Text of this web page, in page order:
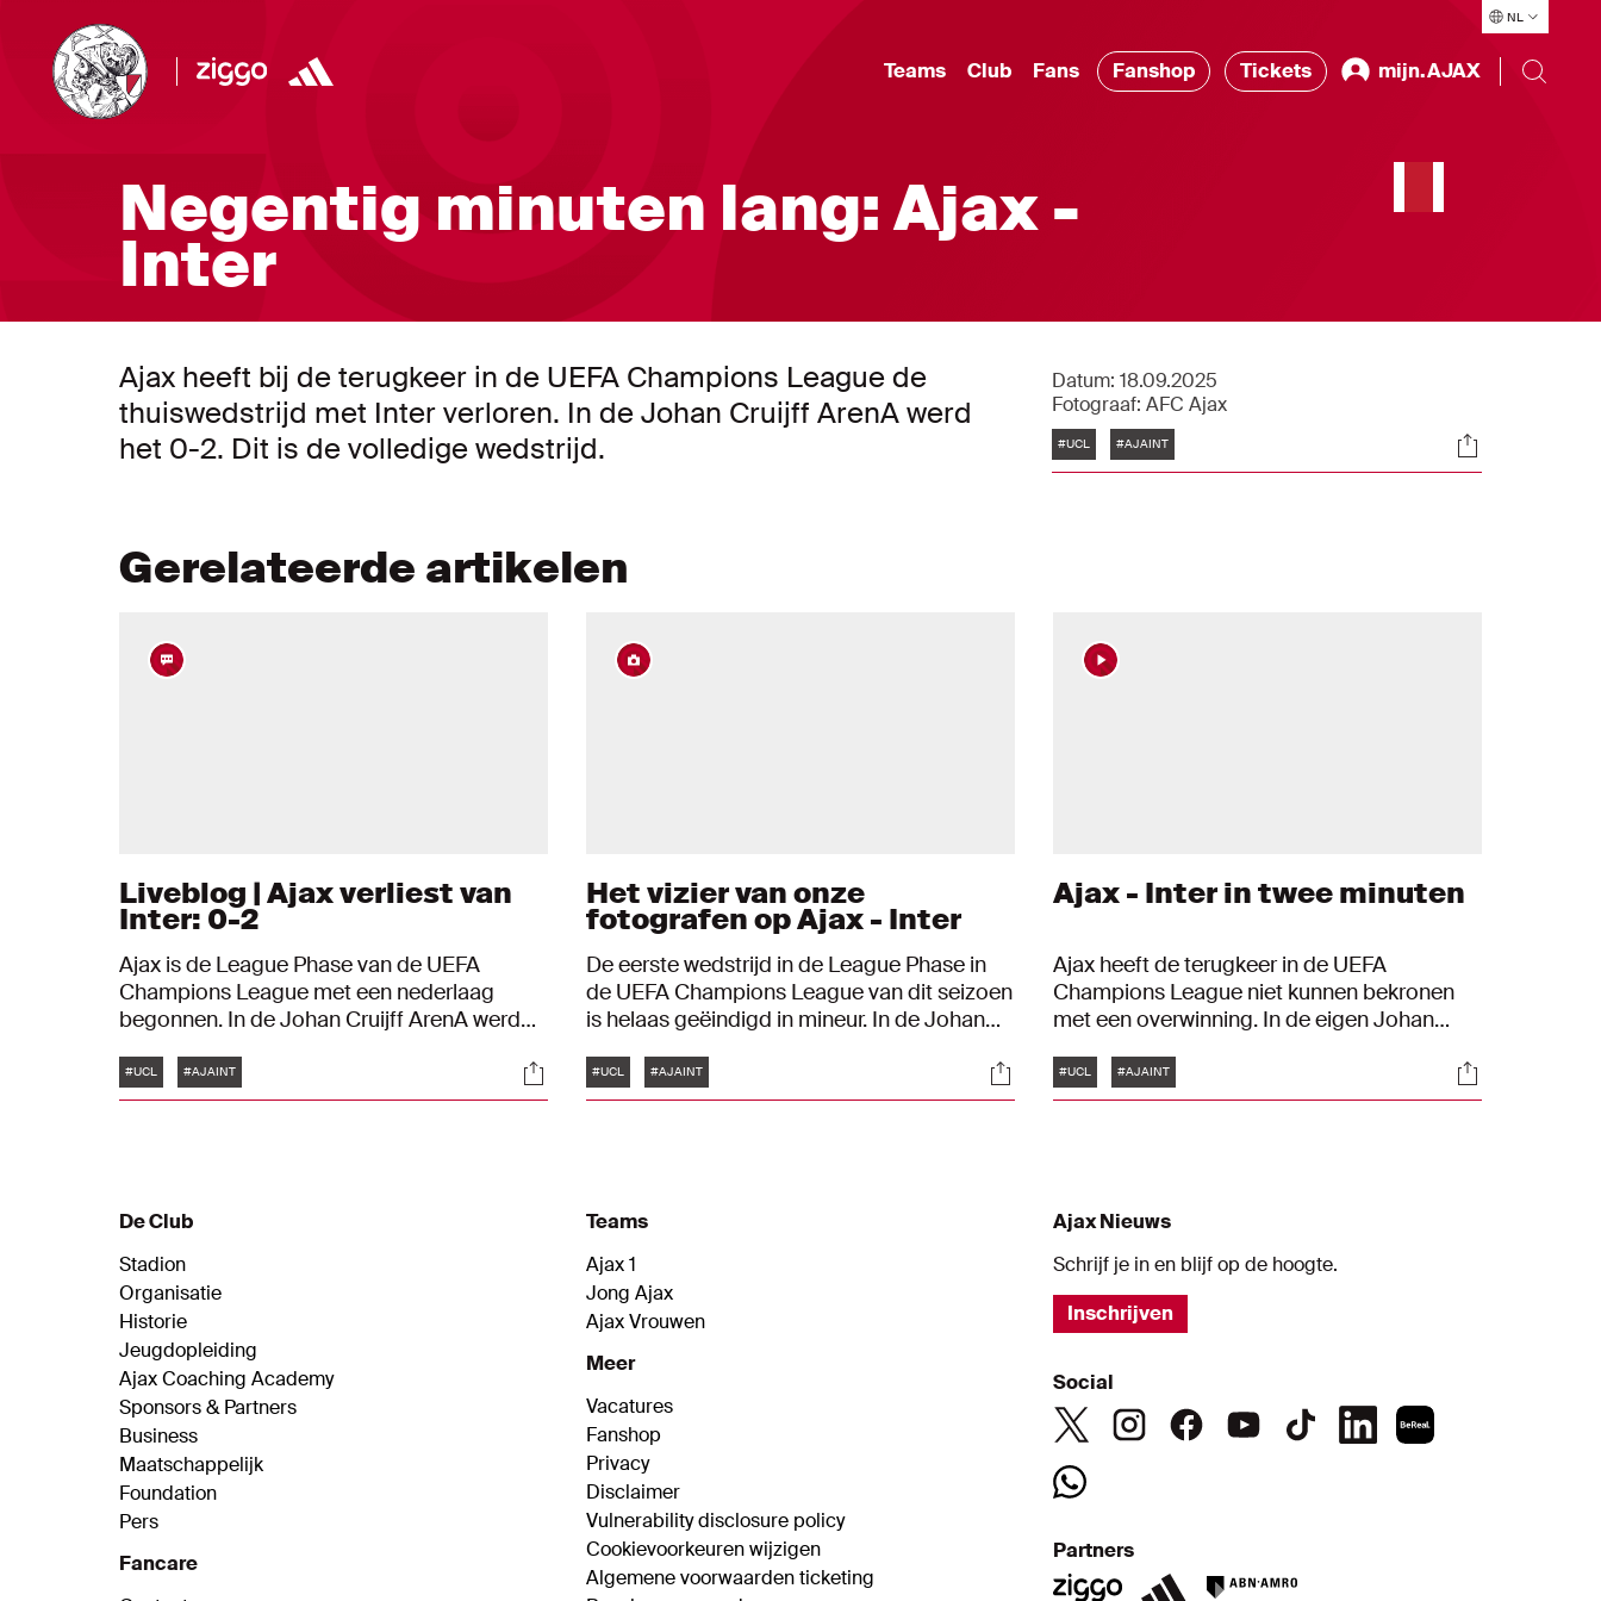
NL
Teams Club Fans Fanshop Tickets mijn.AJAX
Negentig minuten lang: Ajax -
Inter
Ajax heeft bij de terugkeer in de UEFA Champions League de
thuiswedstrijd met Inter verloren. In de Johan Cruijff ArenA werd
het 0-2. Dit is de volledige wedstrijd.
Datum: 18.09.2025
Fotograaf: AFC Ajax
Tags
#UCL #AJAINT Socials
Gerelateerde artikelen
Liveblog | Ajax verliest van
Inter: 0-2
Ajax is de League Phase van de UEFA
Champions League met een nederlaag
begonnen. In de Johan Cruijff ArenA werd
verliep, lees je terug in ons liveblog.
Tags
#UCL #AJAINT Socials
Het vizier van onze
fotografen op Ajax - Inter
De eerste wedstrijd in de League Phase in
de UEFA Champions League van dit seizoen
is helaas geëindigd in mineur. In de Johan
door twee kopgoals van Marcus Thuram. In
dit artikel vind je de foto's terug van het duel.
Tags
#UCL #AJAINT Socials
Ajax - Inter in twee minuten
Ajax heeft de terugkeer in de UEFA
Champions League niet kunnen bekronen
met een overwinning. In de eigen Johan
0-2 te sterk. Dit is het duel in honderdtwintig
seconden.
Tags
#UCL #AJAINT Socials
De Club
Stadion
Organisatie
Historie
Jeugdopleiding
Ajax Coaching Academy
Sponsors & Partners
Business
Maatschappelijk
Foundation
Pers
Fancare
Teams
Ajax 1
Jong Ajax
Ajax Vrouwen
Meer
Vacatures
Fanshop
Privacy
Disclaimer
Vulnerability disclosure policy
Cookievoorkeuren wijzigen
Algemene voorwaarden ticketing
Ajax Nieuws
Schrijf je in en blijf op de hoogte.
Inschrijven
Social
Partners